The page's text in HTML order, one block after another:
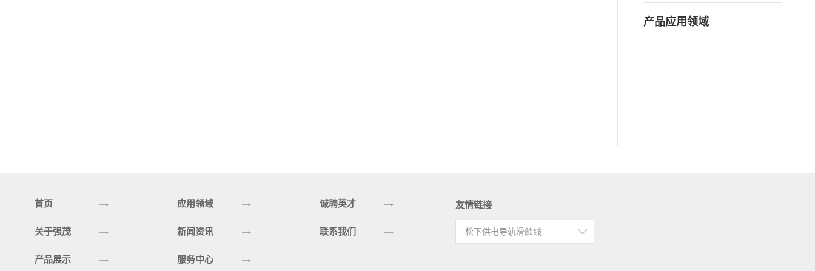
产品应用领域
首页
关于强茂
产品展示
应用领域
新闻资讯
服务中心
诚聘英才
联系我们
友情链接
松下供电导轨滑触线